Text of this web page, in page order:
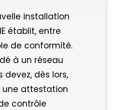
installation
établit, entre
de conformité.
à un réseau
devez, dès lors,
attestation
contrôle